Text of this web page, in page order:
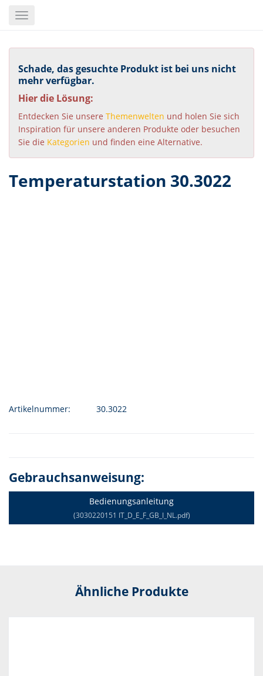
content
Toggle
Schade, das gesuchte Produkt ist bei uns nicht
mehr verfügbar.
Hier die Lösung:
Entdecken Sie unsere Themenwelten und holen Sie sich
Inspiration für unsere anderen Produkte oder besuchen
Sie die Kategorien und finden eine Alternative.
Temperaturstation 30.3022
Artikelnummer: 30.3022
Gebrauchsanweisung:
Bedienungsanleitung
(3030220151 IT_D_E_F_GB_I_NL.pdf)
Ähnliche Produkte